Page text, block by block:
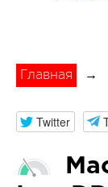
Главная →
Twitter